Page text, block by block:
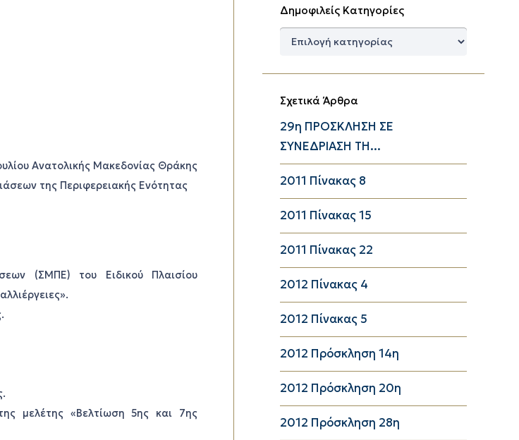
Ανατολικής Μακεδονίας Θράκης
της Περιφερειακής Ενότητας
(ΣΜΠΕ) του Ειδικού Πλαισίου
μελέτης «Βελτίωση 5ης και 7ης
Δημοφιλείς Κατηγορίες
Δημοφιλείς
Σχετικά Άρθρα
29η ΠΡΟΣΚΛΗΣΗ ΣΕ
ΣΥΝΕΔΡΙΑΣΗ ΤΗ...
2011 Πίνακας 8
2011 Πίνακας 15
2011 Πίνακας 22
2012 Πίνακας 4
2012 Πίνακας 5
2012 Πρόσκληση 14η
2012 Πρόσκληση 20η
2012 Πρόσκληση 28η